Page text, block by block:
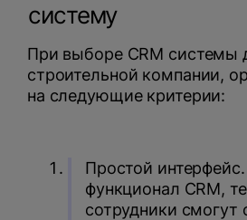
систему
При выборе CRM системы
строительной компании,
на следующие критерии:
Простой
функционал CRM,
сотрудники смогут